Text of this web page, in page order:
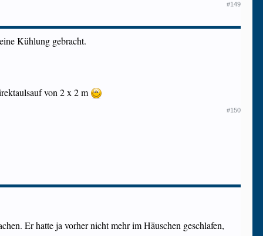
#149
Kühlung gebracht.
von 2 x 2 m
#150
Er hatte ja vorher nicht mehr im Häuschen geschlafen,